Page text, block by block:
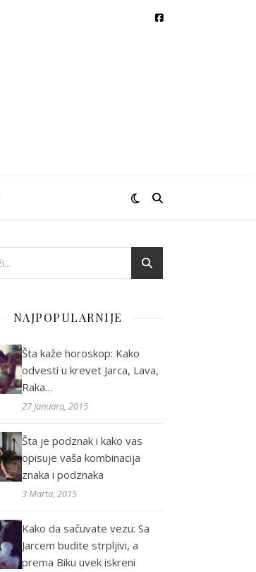
NAJPOPULARNIJE
Šta kaže horoskop: Kako
odvesti u krevet Jarca, Lava,
Raka…
27 Januara, 2015
Šta je podznak i kako vas
opisuje vaša kombinacija
znaka i podznaka
3 Marta, 2015
Kako da sačuvate vezu: Sa
Jarcem budite strpljivi, a
prema Biku uvek iskreni